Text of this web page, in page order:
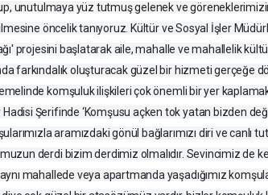
unutulmaya yüz tutmuş gelenek ve
öncelik tanıyoruz. Kültür ve Sosyal İşler
projesini başlatarak aile, mahalle ve mahallelik
farkındalık oluşturacak güzel bir hizmeti gerçeğe
komşuluk ilişkileri çok önemli bir yer
Şerifinde ‘Komşusu açken tok yatan bizden
aramızdaki gönül bağlarımızı diri ve canlı
derdi bizim derdimiz olmalıdır. Sevincimiz de
mahallede veya apartmanda yaşadığımız